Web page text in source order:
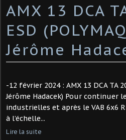
AMX 13 DCA
ESD
Jérôme
-12 février 2024 : AMX 13 DCA TA
Jérôme Hadacek) Pour continuer
industrielles et après le VAB 6x6
à l’échelle...
Lire la suite